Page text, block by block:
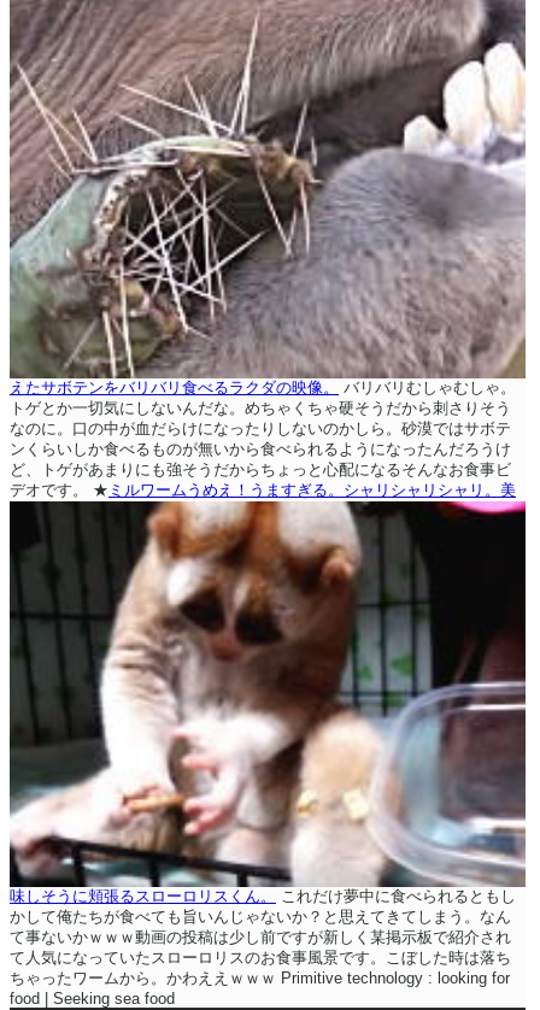
えたサボテンをバリバリ食べるラクダの映像。
バリバリむしゃむしゃ。
トゲとか一切気にしないんだな。めちゃくちゃ硬そうだから刺さりそう
なのに。口の中が血だらけになったりしないのかしら。砂漠ではサボテ
ンくらいしか食べるものが無いから食べられるようになったんだろうけ
ど、トゲがあまりにも強そうだからちょっと心配になるそんなお食事ビ
デオです。
★ ミルワームうめえ！うますぎる。シャリシャリシャリ。美
味しそうに頬張るスローロリスくん。
これだけ夢中に食べられるともし
かして俺たちが食べても旨いんじゃないか？と思えてきてしまう。なん
て事ないかｗｗｗ動画の投稿は少し前ですが新しく某掲示板で紹介され
て人気になっていたスローロリスのお食事風景です。こぼした時は落ち
ちゃったワームから。かわええｗｗｗ Primitive technology : looking for
food | Seeking sea food